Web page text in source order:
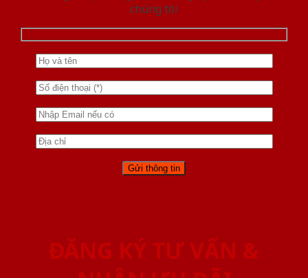
chúng tôi
ĐĂNG KÝ TƯ VẤN &